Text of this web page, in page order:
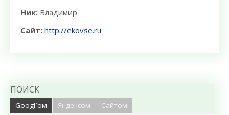
Ник: Владимир
Сайт: http://ekovse.ru
ПОИСК
Googl`ом Яндексом Сайтом